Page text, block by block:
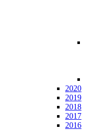
2020
2019
2018
2017
2016